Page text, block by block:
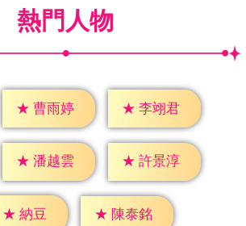
熱門人物
★ 曹雨婷 ★ 李翊君
★ 潘越雲 ★ 許景淳
★ 納豆 ★ 陳泰銘